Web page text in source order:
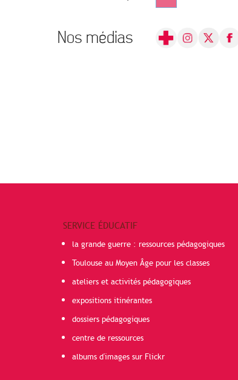
Nos médias
SERVICE ÉDUCATIF
la grande guerre : ressources pédagogiques
Toulouse au Moyen Âge pour les classes
ateliers et activités pédagogiques
expositions itinérantes
dossiers pédagogiques
centre de ressources
albums d'images sur Flickr